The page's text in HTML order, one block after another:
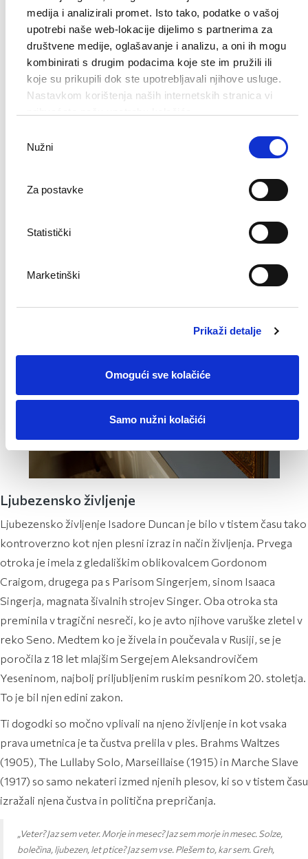
medija i analizirali promet. Isto tako, podatke o vašoj
upotrebi naše web-lokacije dijelimo s partnerima za
društvene medije, oglašavanje i analizu, a oni ih mogu
kombinirati s drugim podacima koje ste im pružili ili
koje su prikupili dok ste upotrebljavali njihove usluge.
Nastavkom korištenja naših internetskih stranica vi
pristanka
Nužni
Za postavke
Statistički
Marketinški
Prikaži detalje
Omogući sve kolačiće
Samo nužni kolačići
Ljubezensko življenje
Ljubezensko življenje Isadore Duncan je bilo v tistem času tako
kontroverzno kot njen plesni izraz in način življenja. Prvega
otroka je imela z gledališkim oblikovalcem Gordonom
Craigom, drugega pa s Parisom Singerjem, sinom Isaaca
Singerja, magnata šivalnih strojev Singer. Oba otroka sta
preminila v tragični nesreči, ko je avto njihove varuške zletel v
reko Seno. Medtem ko je živela in poučevala v Rusiji, se je
poročila z 18 let mlajšim Sergejem Aleksandrovičem
Yeseninom, najbolj priljubljenim ruskim pesnikom 20. stoletja.
To je bil njen edini zakon.
Ti dogodki so močno vplivali na njeno življenje in kot vsaka
prava umetnica je ta čustva prelila v ples. Brahms Waltzes
(1905), The Lullaby Solo, Marseillaise (1915) in Marche Slave
(1917) so samo nekateri izmed njenih plesov, ki so v tistem času
izražali njena čustva in politična prepričanja.
„Veter? Jaz sem veter. Morje in mesec? Jaz sem morje in mesec. Solze,
bolečina, ljubezen, let ptice? Jaz sem vse. Plešem to, kar sem. Greh,